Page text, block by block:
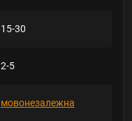
15-30
2-5
мовонезалежна